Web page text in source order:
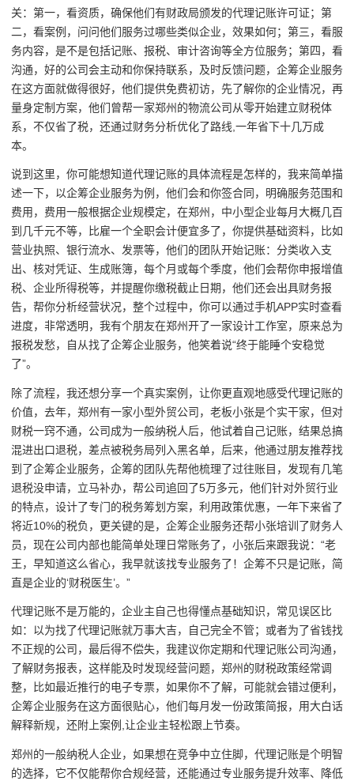
关：第一，看资质，确保他们有财政局颁发的代理记账许可证；第
二，看案例，问问他们服务过哪些类似企业，效果如何；第三，看服
务内容，是不是包括记账、报税、审计咨询等全方位服务；第四，看
沟通，好的公司会主动和你保持联系，及时反馈问题，企筹企业服务
在这方面就做得很好，他们提供免费初访，先了解你的企业情况，再
量身定制方案，他们曾帮一家郑州的物流公司从零开始建立财税体
系，不仅省了税，还通过财务分析优化了路线,一年省下十几万成
本。
说到这里，你可能想知道代理记账的具体流程是怎样的，我来简单描
述一下，以企筹企业服务为例，他们会和你签合同，明确服务范围和
费用，费用一般根据企业规模定，在郑州，中小型企业每月大概几百
到几千元不等，比雇一个全职会计便宜多了，你提供基础资料，比如
营业执照、银行流水、发票等，他们的团队开始记账：分类收入支
出、核对凭证、生成账簿，每个月或每个季度，他们会帮你申报增值
税、企业所得税等，并提醒你缴税截止日期，他们还会出具财务报
告，帮你分析经营状况，整个过程中，你可以通过手机APP实时查看
进度，非常透明，我有个朋友在郑州开了一家设计工作室，原来总为
报税发愁，自从找了企筹企业服务，他笑着说“终于能睡个安稳觉
了”。
除了流程，我还想分享一个真实案例，让你更直观地感受代理记账的
价值，去年，郑州有一家小型外贸公司，老板小张是个实干家，但对
财税一窍不通，公司成为一般纳税人后，他试着自己记账，结果总搞
混进出口退税，差点被税务局列入黑名单，后来，他通过朋友推荐找
到了企筹企业服务，企筹的团队先帮他梳理了过往账目，发现有几笔
退税没申请，立马补办，帮公司追回了5万多元，他们针对外贸行业
的特点，设计了专门的税务筹划方案，利用政策优惠，一年下来省了
将近10%的税负，更关键的是，企筹企业服务还帮小张培训了财务人
员，现在公司内部也能简单处理日常账务了，小张后来跟我说：“老
王，早知道这么省心，我早就该找专业服务了！企筹不只是记账，简
直是企业的‘财税医生’。”
代理记账不是万能的，企业主自己也得懂点基础知识，常见误区比
如：以为找了代理记账就万事大吉，自己完全不管；或者为了省钱找
不正规的公司，最后得不偿失，我建议你定期和代理记账公司沟通，
了解财务报表，这样能及时发现经营问题，郑州的财税政策经常调
整，比如最近推行的电子专票，如果你不了解，可能就会错过便利，
企筹企业服务在这方面很贴心，他们每月发一份政策简报，用大白话
解释新规，还附上案例,让企业主轻松跟上节奏。
郑州的一般纳税人企业，如果想在竞争中立住脚，代理记账是个明智
的选择，它不仅能帮你合规经营，还能通过专业服务提升效率、降低